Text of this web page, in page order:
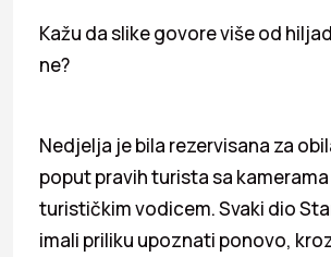
Kažu da slike govore više od
ne?
Nedjelja je bila rezervisana za
poput pravih turista sa kamerama
turističkim vodicem. Svaki dio
imali priliku upoznati ponovo,